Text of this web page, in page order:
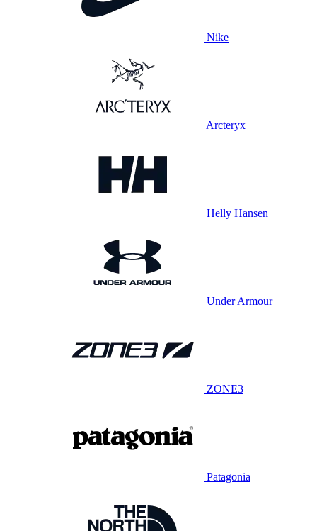
Nike
Arcteryx
Helly Hansen
Under Armour
ZONE3
Patagonia